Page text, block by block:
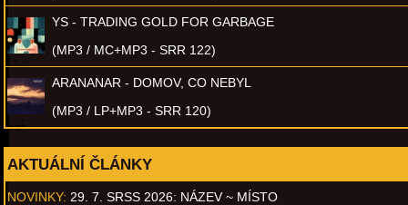
YS - TRADING GOLD FOR GARBAGE
(MP3 / MC+MP3 - SRR 122)
ARANANAR - DOMOV, CO NEBYL
(MP3 / LP+MP3 - SRR 120)
AKTUÁLNÍ ČLÁNKY
NOVINKY: 29. 7. SRSS 2026: NÁZEV ~ MÍSTO